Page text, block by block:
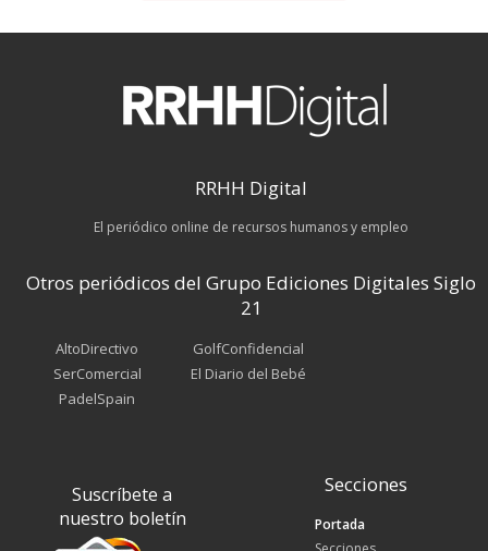
RRHH Digital
El periódico online de recursos humanos y empleo
Otros periódicos del Grupo Ediciones Digitales Siglo
21
AltoDirectivo
SerComercial
PadelSpain
GolfConfidencial
El Diario del Bebé
Suscríbete a
nuestro boletín
Secciones
Portada